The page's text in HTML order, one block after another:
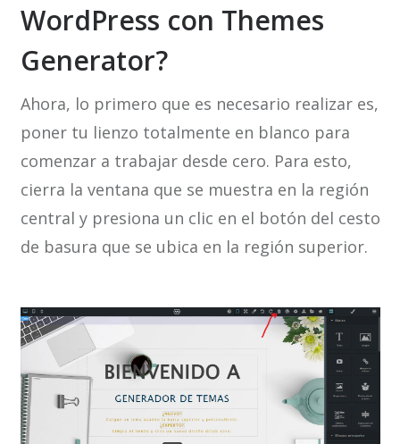
WordPress con Themes
Generator?
Ahora, lo primero que es necesario realizar es,
poner tu lienzo totalmente en blanco para
comenzar a trabajar desde cero. Para esto,
cierra la ventana que se muestra en la región
central y presiona un clic en el botón del cesto
de basura que se ubica en la región superior.